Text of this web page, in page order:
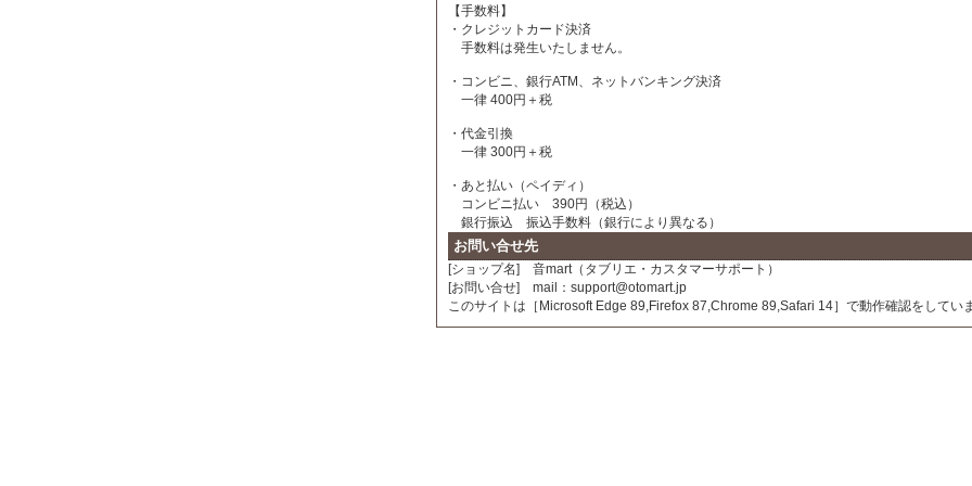
【手数料】
・クレジットカード決済
手数料は発生いたしません。
・コンビニ、銀行ATM、ネットバンキング決済
一律 400円＋税
・代金引換
一律 300円＋税
・あと払い（ペイディ）
コンビニ払い 390円（税込）
銀行振込 振込手数料（銀行により異なる）
お問い合せ先
[ショップ名] 音mart（タブリエ・カスタマーサポート）
[お問い合せ] mail：support@otomart.jp
このサイトは［Microsoft Edge 89,Firefox 87,Chrome 89,Safari 14］で動作確認をしてい